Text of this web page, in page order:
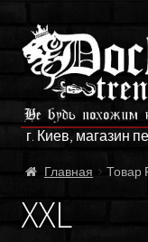
Перейти
к
навигации
Перейти
к
содержимому
г. Киев, магазин
ГЛАВНАЯ
МАГАЗИН
Главная Товар
XXL